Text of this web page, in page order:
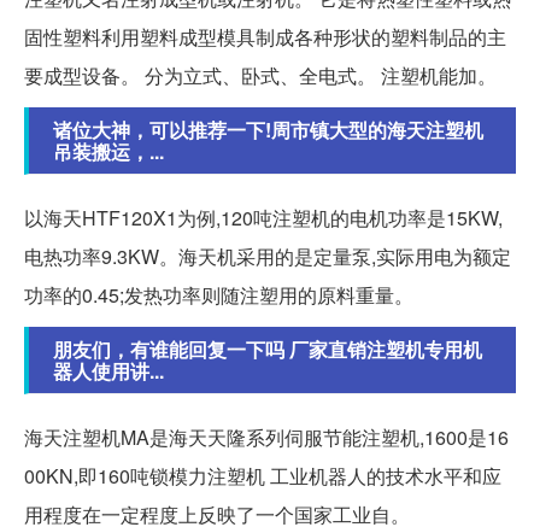
固性塑料利用塑料成型模具制成各种形状的塑料制品的主
要成型设备。 分为立式、卧式、全电式。 注塑机能加。
诸位大神，可以推荐一下!周市镇大型的海天注塑机
吊装搬运，...
以海天HTF120X1为例,120吨注塑机的电机功率是15KW,
电热功率9.3KW。海天机采用的是定量泵,实际用电为额定
功率的0.45;发热功率则随注塑用的原料重量。
朋友们，有谁能回复一下吗 厂家直销注塑机专用机
器人使用讲...
海天注塑机MA是海天天隆系列伺服节能注塑机,1600是16
00KN,即160吨锁模力注塑机 工业机器人的技术水平和应
用程度在一定程度上反映了一个国家工业自。